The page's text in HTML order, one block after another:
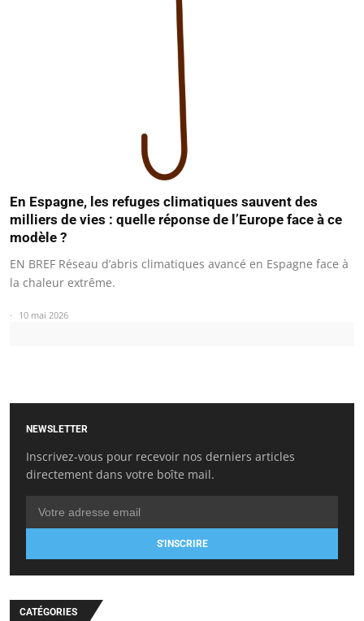
En Espagne, les refuges climatiques sauvent des
milliers de vies : quelle réponse de l’Europe face à ce
modèle ?
EN BREF Réseau d’abris climatiques avancé en Espagne face à
la chaleur extrême.
10 mai 2026
NEWSLETTER
Inscrivez-vous pour recevoir nos derniers articles
directement dans votre boîte mail.
S'INSCRIRE
CATÉGORIES